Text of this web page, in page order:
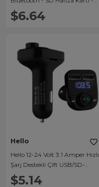
Aux - Flash Bellek FM
Transmitter
$6.64
Hello
Hello 12-24 Volt 3.1 Amper Hızlı
Şarj Destekli Çift USB/SD-
Bluetooth Fm Transmitter HL-
19680
$5.14